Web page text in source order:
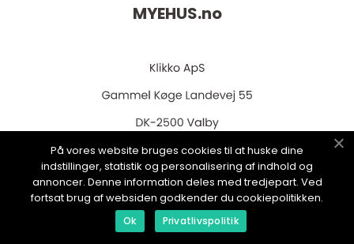
MYEHUS.no
web:www.klikko.dk
På vores website bruges cookies til at huske dine
indstillinger, statistik og personalisering af indhold og
annoncer. Denne information deles med tredjepart. Ved
fortsat brug af websiden godkender du cookiepolitikken.
Ok Privatlivspolitik